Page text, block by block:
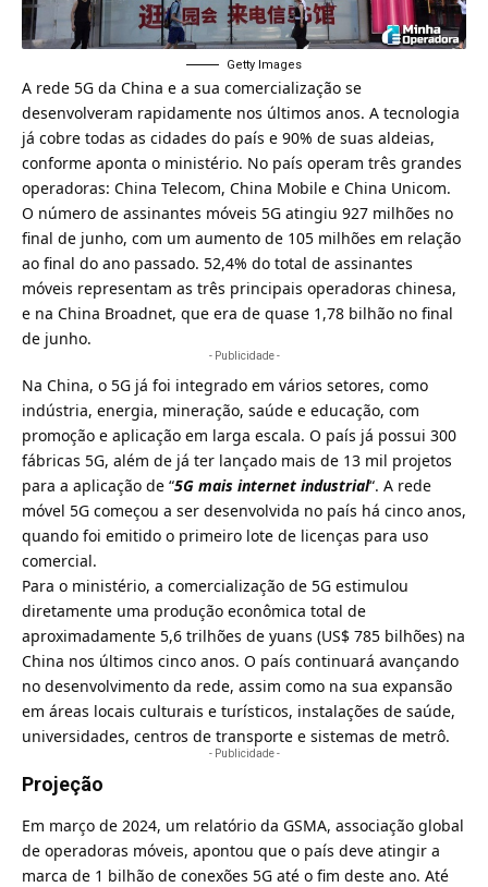
Getty Images
A rede 5G da China e a sua comercialização se
desenvolveram rapidamente nos últimos anos. A tecnologia
já cobre todas as cidades do país e 90% de suas aldeias,
conforme aponta o ministério. No país operam três grandes
operadoras: China Telecom, China Mobile e China Unicom.
O número de assinantes móveis 5G atingiu 927 milhões no
final de junho, com um aumento de 105 milhões em relação
ao final do ano passado. 52,4% do total de assinantes
móveis representam as três principais operadoras chinesa,
e na China Broadnet, que era de quase 1,78 bilhão no final
de junho.
- Publicidade -
Na China, o 5G já foi integrado em vários setores, como
indústria, energia, mineração, saúde e educação, com
promoção e aplicação em larga escala. O país já possui 300
fábricas 5G, além de já ter lançado mais de 13 mil projetos
para a aplicação de “5G mais internet industrial“. A rede
móvel 5G começou a ser desenvolvida no país há cinco anos,
quando foi emitido o primeiro lote de licenças para uso
comercial.
Para o ministério, a comercialização de 5G estimulou
diretamente uma produção econômica total de
aproximadamente 5,6 trilhões de yuans (US$ 785 bilhões) na
China nos últimos cinco anos. O país continuará avançando
no desenvolvimento da rede, assim como na sua expansão
em áreas locais culturais e turísticos, instalações de saúde,
universidades, centros de transporte e sistemas de metrô.
- Publicidade -
Projeção
Em março de 2024, um relatório da GSMA, associação global
de operadoras móveis, apontou que o país deve atingir a
marca de 1 bilhão de conexões 5G até o fim deste ano. Até